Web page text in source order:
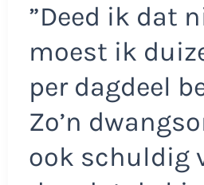
”Deed ik dat
moest ik
per dagdeel
Zo’n
ook schuldig